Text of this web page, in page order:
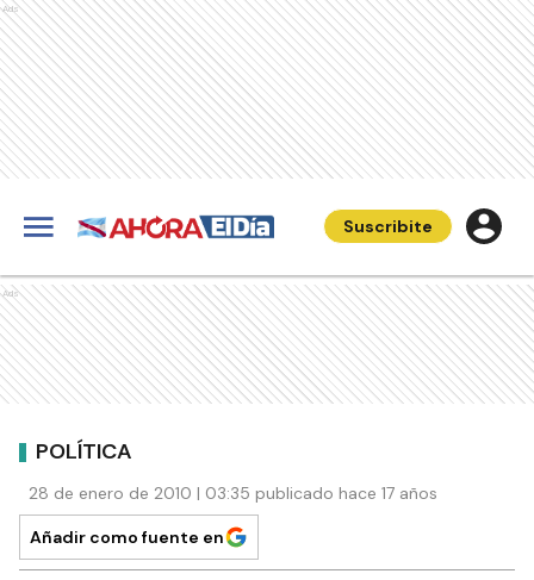
Ads
Suscribite
Ads
POLÍTICA
28 de enero de 2010 | 03:35 publicado hace 17 años
Añadir como fuente en